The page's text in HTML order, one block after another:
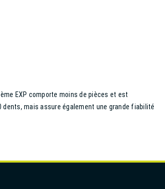
EXP comporte moins de pièces et est
dents, mais assure également une grande fiabilité